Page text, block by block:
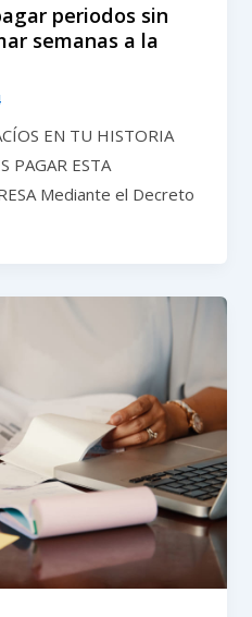
periodos sin
semanas a la
EN TU HISTORIA
PAGAR ESTA
Mediante el Decreto